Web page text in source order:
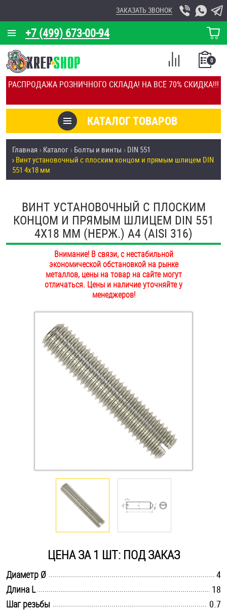
РАСПРОДАЖА РОЗНИЧНОГО СКЛАДА! НА ВСЁ 70% СКИДКА!!!
+7 (499) 673-00-94
ЗАКАЗАТЬ ЗВОНОК
КОРЗИНА
О КОМПАНИИ
КАЛЬКУЛЯТОР
ОТЗЫВЫ
УСЛУГИ
СКИДКИ
ПОКУПАТЕЛЯМ
ОПЛАТА И ДОСТАВКА
НАШИ МАГАЗИНЫ
КАТАЛОГ ТОВАРОВ
0
СПИСОК
СРАВНЕНИЕ
Товары со скидкой
Анкеры
Болты и винты
Втулки
Заклепки (Гайки-Заклепки)
Крюки, кольца с метрической резьбой
Крюки, кольца с шурупной резьбой
Оснастка и аксессуары для яхт
Саморезы и шурупы
Стопорные кольца
Такелаж
Главная Каталог Болты и винты
DIN 551
Винт установочный с плоским концом и прямым шлицем DIN
551 4х18 мм
ВИНТ УСТАНОВОЧНЫЙ С ПЛОСКИМ
КОНЦОМ И ПРЯМЫМ ШЛИЦЕМ DIN 551
4Х18 ММ (НЕРЖ.) A4 (AISI 316)
Внимание! В связи, с нестабильной
экономической обстановкой на рынке
металлов, цены на товар на сайте могут
отличаться. Цены и наличие уточняйте у
менеджеров!
ЦЕНА ЗА 1 ШТ: ПОД ЗАКАЗ
Диаметр Ø
4
Длина L
18
Шаг резьбы
0.7